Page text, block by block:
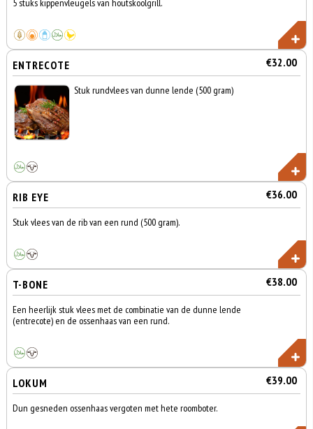
5 stuks kippenvleugels van houtskoolgrill.
ENTRECOTE €32.00
Stuk rundvlees van dunne lende (500 gram)
RIB EYE €36.00
Stuk vlees van de rib van een rund (500 gram).
T-BONE €38.00
Een heerlijk stuk vlees met de combinatie van de dunne lende
(entrecote) en de ossenhaas van een rund.
LOKUM €39.00
Dun gesneden ossenhaas vergoten met hete roomboter.